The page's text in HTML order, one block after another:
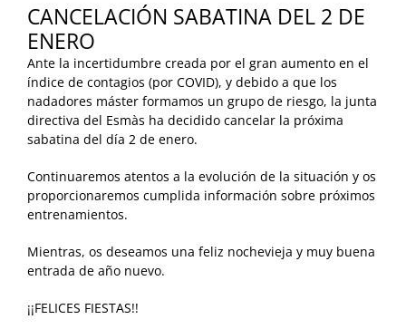
CANCELACIÓN SABATINA DEL 2 DE
ENERO
Ante la incertidumbre creada por el gran aumento en el
índice de contagios (por COVID), y debido a que los
nadadores máster formamos un grupo de riesgo, la junta
directiva del Esmàs ha decidido cancelar la próxima
sabatina del día 2 de enero.
Continuaremos atentos a la evolución de la situación y os
proporcionaremos cumplida información sobre próximos
entrenamientos.
Mientras, os deseamos una feliz nochevieja y muy buena
entrada de año nuevo.
¡¡FELICES FIESTAS!!